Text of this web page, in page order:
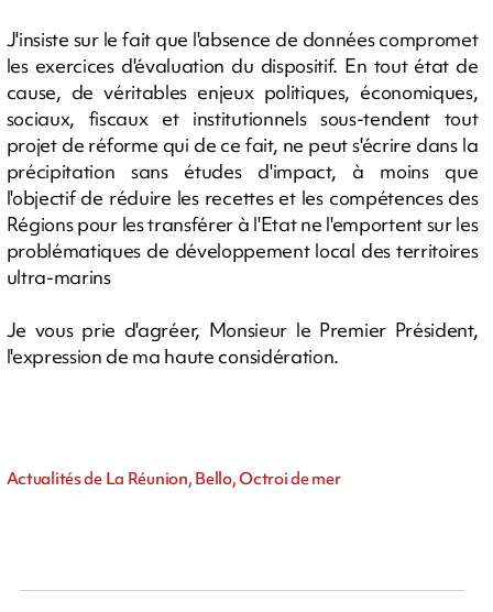
J'insiste sur le fait que l'absence de données compromet
les exercices d'évaluation du dispositif. En tout état de
cause, de véritables enjeux politiques, économiques,
sociaux, fiscaux et institutionnels sous-tendent tout
projet de réforme qui de ce fait, ne peut s'écrire dans la
précipitation sans études d'impact, à moins que
l'objectif de réduire les recettes et les compétences des
Régions pour les transférer à l'Etat ne l'emportent sur les
problématiques de développement local des territoires
ultra-marins
Je vous prie d'agréer, Monsieur le Premier Président,
l'expression de ma haute considération.
Actualités de La Réunion, Bello, Octroi de mer